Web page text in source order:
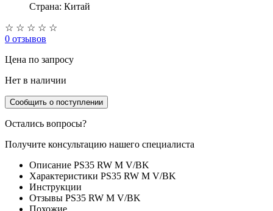
Страна: Китай
☆ ☆ ☆ ☆ ☆
0 отзывов
Цена по запросу
Нет в наличии
Сообщить о поступлении
Остались вопросы?
Получите консультацию нашего специалиста
Описание PS35 RW M V/BK
Характеристики PS35 RW M V/BK
Инструкции
Отзывы PS35 RW M V/BK
Похожие